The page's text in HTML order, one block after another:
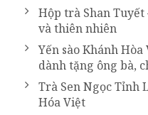
Hộp trà Shan
và thiên nhiên
Yến sào Khánh
dành tặng ông bà,
Trà Sen Ngọc Tỉnh
Hóa Việt